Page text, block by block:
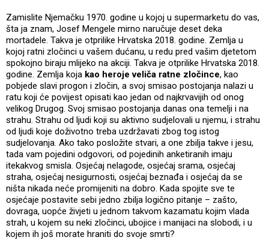
Zamislite Njemačku 1970. godine u kojoj u supermarketu do vas,
šta ja znam, Josef Mengele mirno naručuje deset deka
mortadele. Takva je otprilike Hrvatska 2018. godine. Zemlja u
kojoj ratni zločinci u vašem dućanu, u redu pred vašim djetetom
spokojno biraju mlijeko na akciji. Takva je otprilike Hrvatska 2018.
godine. Zemlja koja kao heroje veliča ratne zločince, kao
pobjede slavi progon i zločin, a svoj smisao postojanja nalazi u
ratu koji će povijest opisati kao jedan od najkrvavijih od onog
velikog Drugog. Svoj smisao postojanja danas ona temelji i na
strahu. Strahu od ljudi koji su aktivno sudjelovali u njemu, i strahu
od ljudi koje doživotno treba uzdržavati zbog tog istog
sudjelovanja. Ako tako posložite stvari, a one zbilja takve i jesu,
tada vam pojedini odgovori, od pojedinih anketiranih imaju
itekakvog smisla. Osjećaj nelagode, osjećaj srama, osjećaj
straha, osjećaj nesigurnosti, osjećaj beznađa i osjećaj da se
ništa nikada neće promijeniti na dobro. Kada spojite sve te
osjećaje postavite sebi jedno zbilja logično pitanje – zašto,
dovraga, uopće živjeti u jednom takvom kazamatu kojim vlada
strah, u kojem su neki zločinci, ubojice i manijaci na slobodi, i u
kojem ih još morate hraniti do svoje smrti?